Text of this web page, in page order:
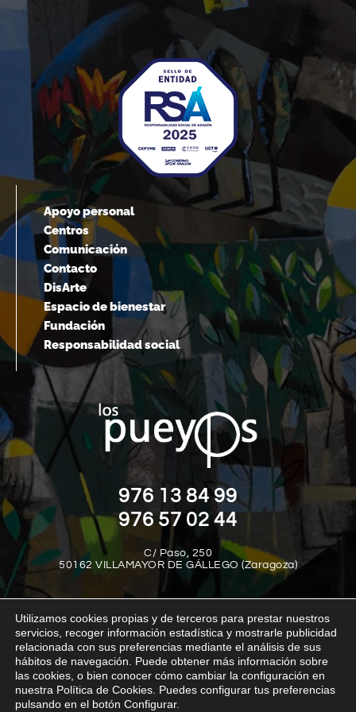
Apoyo personal
Centros
Comunicación
Contacto
DisArte
Espacio de bienestar
Fundación
Responsabilidad social
976 13 84 99
976 57 02 44
C/ Paso, 250
50162 VILLAMAYOR DE GÁLLEGO (Zaragoza)
Aviso legal Política de privacidad
Política de cookies
Política interna del canal de denuncias
Transparencia
Utilizamos cookies propias y de terceros para prestar nuestros
servicios, recoger información estadística y mostrarle publicidad
relacionada con sus preferencias mediante el análisis de sus
hábitos de navegación. Puede obtener más información sobre
las cookies, o bien conocer cómo cambiar la configuración en
nuestra Política de Cookies. Puedes configurar tus preferencias
pulsando en el botón Configurar.